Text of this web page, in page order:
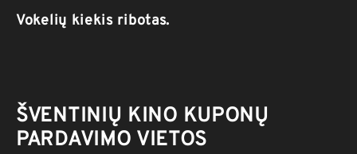
Vokelių kiekis ribotas.
ŠVENTINIŲ KINO KUPONŲ
PARDAVIMO VIETOS